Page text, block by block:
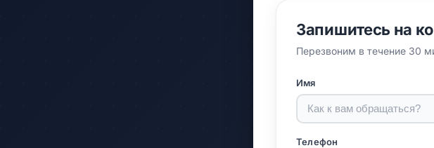
Запишитесь на
Перезвоним в течение 30
Имя
Телефон